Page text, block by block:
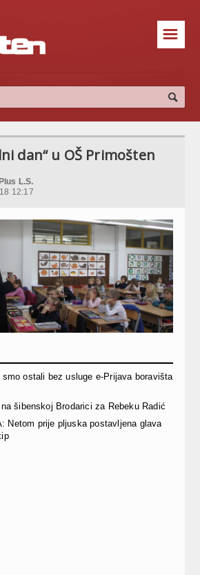
☰
dan“ u OŠ Primošten
L.S.
12:17
smo ostali bez usluge e-Prijava boravišta
šibenskoj Brodarici za Rebeku Radić
Netom prije pljuska postavljena glava